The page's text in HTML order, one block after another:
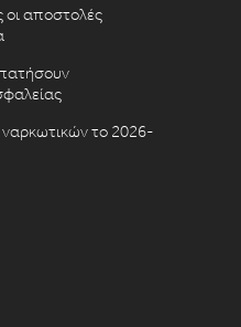
οι αποστολές
το 2026-